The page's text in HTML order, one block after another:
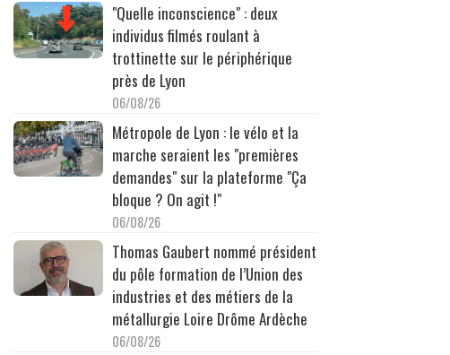
"Quelle inconscience" : deux
individus filmés roulant à
trottinette sur le périphérique
près de Lyon
06/08/26
Métropole de Lyon : le vélo et la
marche seraient les "premières
demandes" sur la plateforme "Ça
bloque ? On agit !"
06/08/26
Thomas Gaubert nommé président
du pôle formation de l’Union des
industries et des métiers de la
métallurgie Loire Drôme Ardèche
06/08/26